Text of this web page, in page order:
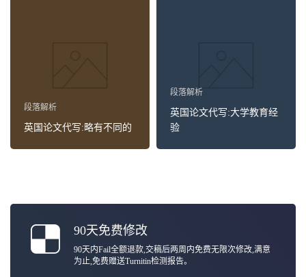
段落解析
英国论文代写:略有不同的
段落解析
英国论文代写:大学教育经
验
90天免费修改
90天内Fail全额退款,交稿后两周内免费无限次修改,满意
为止,免费赠送Turnitin检测报告。